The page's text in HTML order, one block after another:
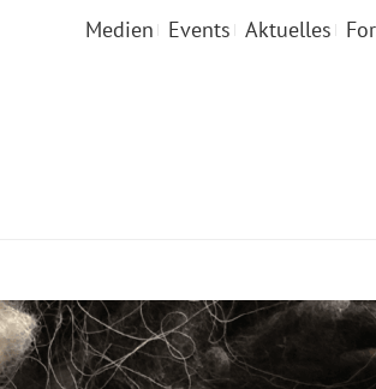
Medien Events Aktuelles